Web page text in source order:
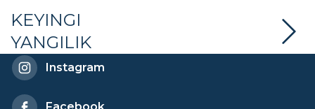
KEYINGI
YANGILIK
Instagram